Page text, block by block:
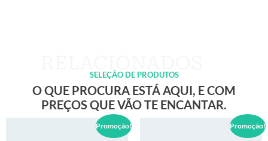
SELEÇÃO DE PRODUTOS
O QUE PROCURA ESTÁ AQUI, E COM
PREÇOS QUE VÃO TE ENCANTAR.
Promoção! Promoção!